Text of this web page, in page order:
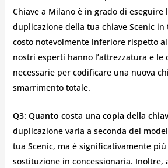
Chiave a Milano è in grado di eseguire
duplicazione della tua chiave Scenic
costo notevolmente inferiore rispetto
nostri esperti hanno l’attrezzatura e le
necessarie per codificare una nuova
smarrimento totale.
Q3: Quanto costa una copia della
duplicazione varia a seconda del
tua Scenic, ma è significativamente
sostituzione in concessionaria. Inoltre,